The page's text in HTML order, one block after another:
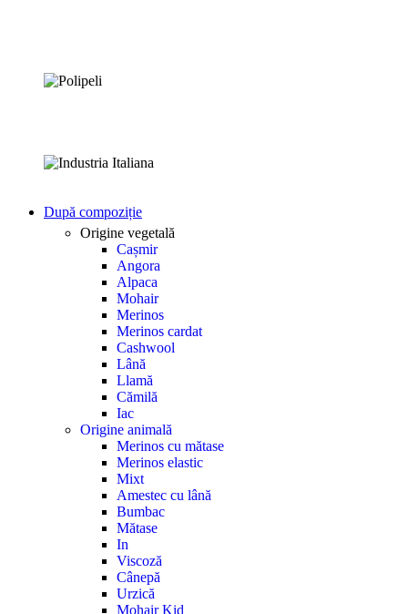
După compoziție
Origine vegetală
Cașmir
Angora
Alpaca
Mohair
Merinos
Merinos cardat
Cashwool
Lână
Llamă
Cămilă
Iac
Origine animală
Merinos cu mătase
Merinos elastic
Mixt
Amestec cu lână
Bumbac
Mătase
In
Viscoză
Cânepă
Urzică
Mohair Kid